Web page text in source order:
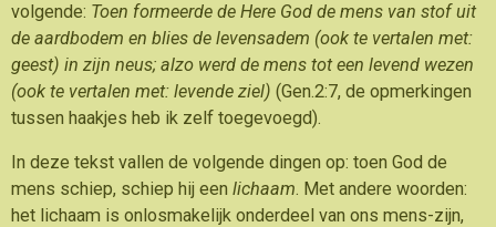
volgende: Toen formeerde de Here God de mens van stof uit
de aardbodem en blies de levensadem (ook te vertalen met:
geest) in zijn neus; alzo werd de mens tot een levend wezen
(ook te vertalen met: levende ziel) (Gen.2:7, de opmerkingen
tussen haakjes heb ik zelf toegevoegd).
In deze tekst vallen de volgende dingen op: toen God de
mens schiep, schiep hij een lichaam. Met andere woorden:
het lichaam is onlosmakelijk onderdeel van ons mens-zijn,